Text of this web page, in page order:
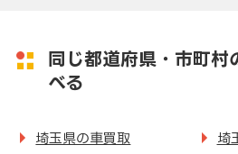
同じ都道府県・市町村
べる
埼玉県の車買取 埼